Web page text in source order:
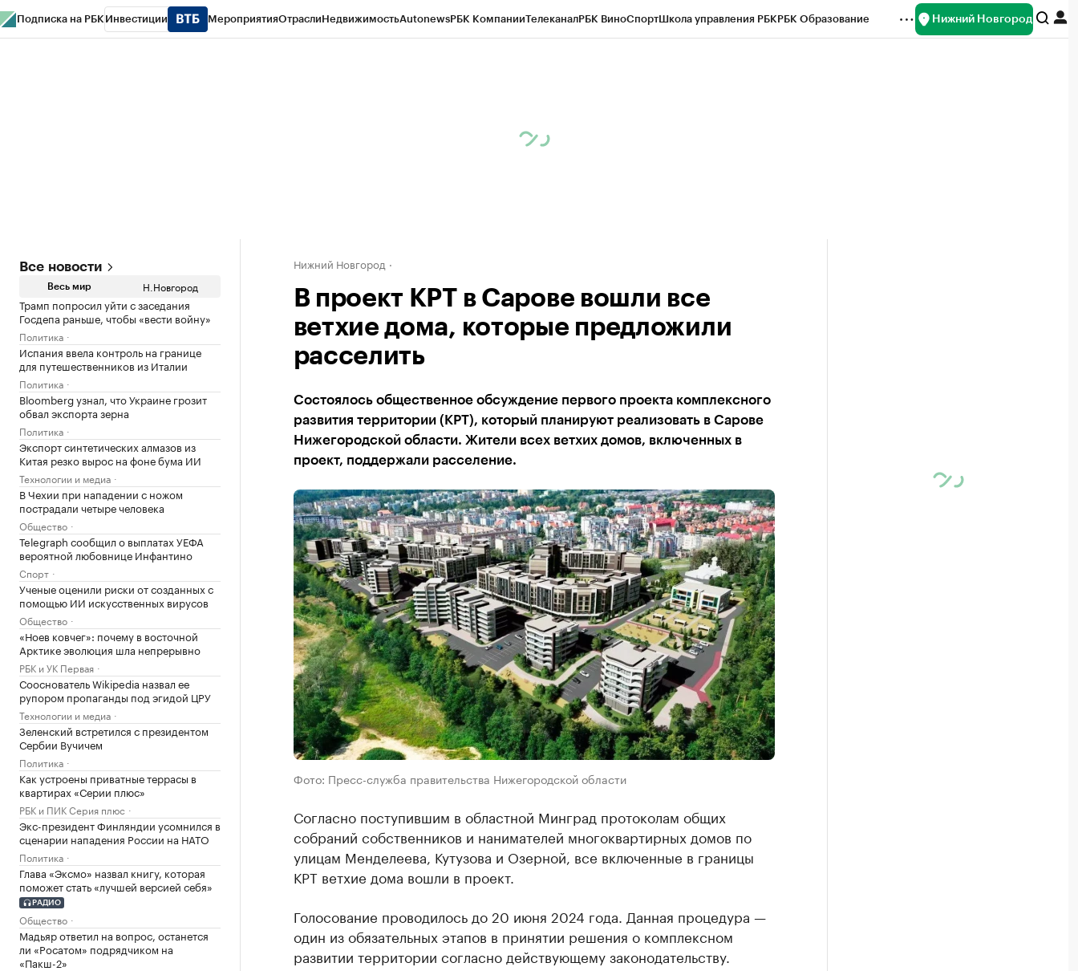
Подписка на РБК Инвестиции МероприятияОтраслиНедвижимостьAutonewsРБК КомпанииТелеканалРБК ВиноСпортШкола управления РБКРБК Образование Нижний Новгород
Все новости
Весь мир Н.Новгород
Трамп попросил уйти с заседания
Госдепа раньше, чтобы «вести войну»
Политика
Испания ввела контроль на границе
для путешественников из Италии
Политика
Bloomberg узнал, что Украине грозит
обвал экспорта зерна
Политика
Экспорт синтетических алмазов из
Китая резко вырос на фоне бума ИИ
Технологии и медиа
В Чехии при нападении с ножом
пострадали четыре человека
Общество
Telegraph сообщил о выплатах УЕФА
вероятной любовнице Инфантино
Спорт
Ученые оценили риски от созданных с
помощью ИИ искусственных вирусов
Общество
«Ноев ковчег»: почему в восточной
Арктике эволюция шла непрерывно
РБК и УК Первая
Сооснователь Wikipedia назвал ее
рупором пропаганды под эгидой ЦРУ
Технологии и медиа
Зеленский встретился с президентом
Сербии Вучичем
Политика
Как устроены приватные террасы в
квартирах «Серии плюс»
РБК и ПИК Серия плюс
Экс-президент Финляндии усомнился в
сценарии нападения России на НАТО
Политика
Глава «Эксмо» назвал книгу, которая
поможет стать «лучшей версией себя»
РАДИО
Общество
Мадьяр ответил на вопрос, останется
ли «Росатом» подрядчиком на
«Пакш-2»
Нижний Новгород
В проект КРТ в Сарове вошли все
ветхие дома, которые предложили
расселить
Состоялось общественное обсуждение первого проекта комплексного
развития территории (КРТ), который планируют реализовать в Сарове
Нижегородской области. Жители всех ветхих домов, включенных в
проект, поддержали расселение.
Фото: Пресс-служба правительства Нижегородской области
Согласно поступившим в областной Минград протоколам общих
собраний собственников и нанимателей многоквартирных домов по
улицам Менделеева, Кутузова и Озерной, все включенные в границы
КРТ ветхие дома вошли в проект.
Голосование проводилось до 20 июня 2024 года. Данная процедура —
один из обязательных этапов в принятии решения о комплексном
развитии территории согласно действующему законодательству.